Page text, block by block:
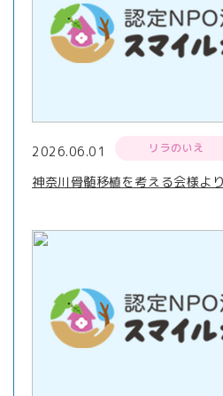
2026.06.01 リラのいえ
神奈川骨髄移植を考える会様よ